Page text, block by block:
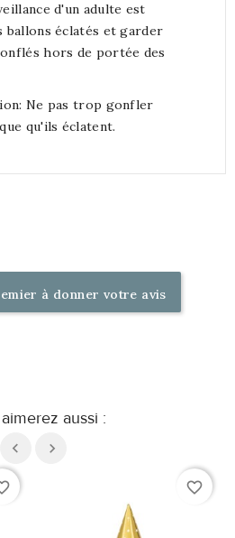
d'un adulte est
ballons éclatés et garder
hors de portée des
Ne pas trop gonfler
qu'ils éclatent.
à donner votre avis
aussi :
favorite_border